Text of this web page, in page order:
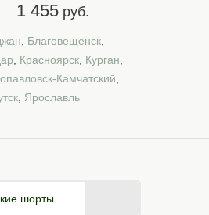
1 455руб.
Благовещенск
Красноярск Курган
Камчатский
Ярославль
шорты